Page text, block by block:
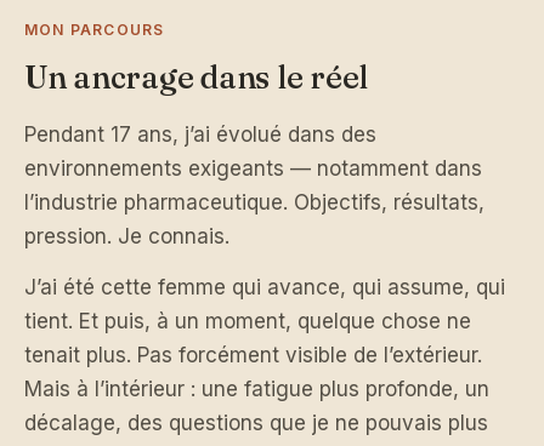
MON PARCOURS
Un ancrage dans le réel
Pendant 17 ans, j’ai évolué dans des
environnements exigeants — notamment dans
l’industrie pharmaceutique. Objectifs, résultats,
pression. Je connais.
J’ai été cette femme qui avance, qui assume, qui
tient. Et puis, à un moment, quelque chose ne
tenait plus. Pas forcément visible de l’extérieur.
Mais à l’intérieur : une fatigue plus profonde, un
décalage, des questions que je ne pouvais plus